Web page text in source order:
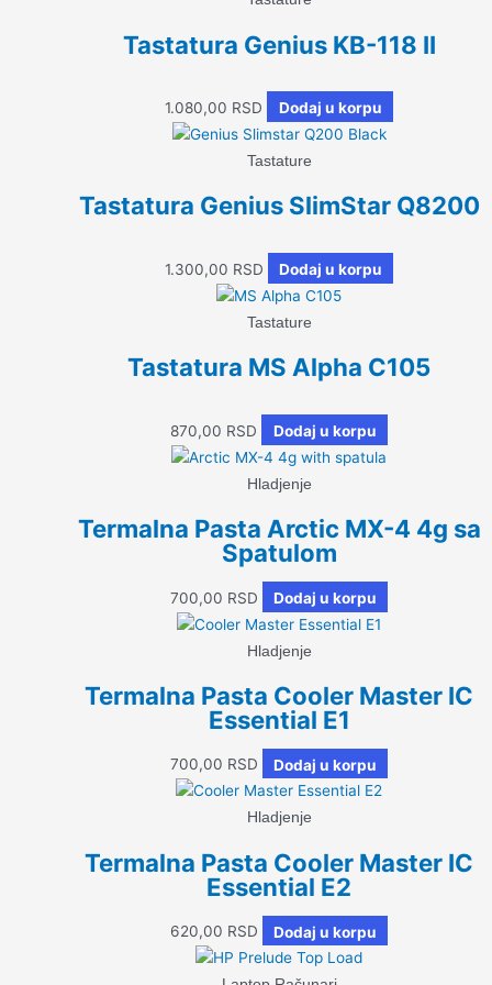
Tastatura Genius KB-118 II
1.080,00 RSD Dodaj u korpu
Tastature
Tastatura Genius SlimStar Q8200
1.300,00 RSD Dodaj u korpu
Tastature
Tastatura MS Alpha C105
870,00 RSD Dodaj u korpu
Hladjenje
Termalna Pasta Arctic MX-4 4g sa
Spatulom
700,00 RSD Dodaj u korpu
Hladjenje
Termalna Pasta Cooler Master IC
Essential E1
700,00 RSD Dodaj u korpu
Hladjenje
Termalna Pasta Cooler Master IC
Essential E2
620,00 RSD Dodaj u korpu